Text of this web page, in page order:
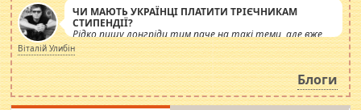
ЧИ МАЮТЬ УКРАЇНЦІ ПЛАТИТИ ТРІЄЧНИКАМ
СТИПЕНДІЇ?
Рідко пишу лонгріди тим паче на такі теми, але вже
просто дістало! Обурюють сьогоднішні інсенуації
навколо стипендіального питання. Штучно
роздувається ще одна соціальна катастрофа.
Віталій Улибін
Блоги